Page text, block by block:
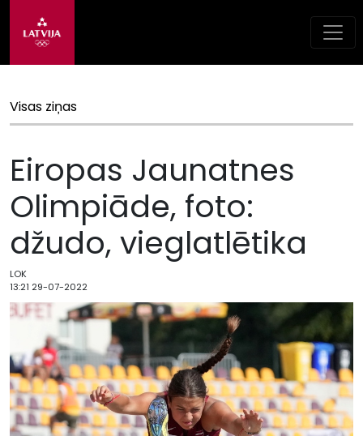
Visas ziņas
Eiropas Jaunatnes
Olimpiāde, foto:
džudo, vieglatlētika
LOK
13:21 29-07-2022